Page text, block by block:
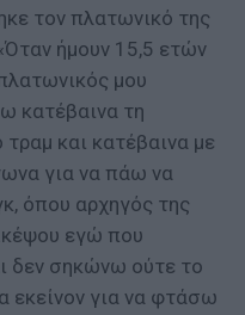
τον πλατωνικό της
ήμουν 15,5 ετών
μου
κατέβαινα τη
και κατέβαινα με
για να πάω να
όπου αρχηγός της
εγώ που
δεν σηκώνω ούτε το
εκείνον για να φτάσω